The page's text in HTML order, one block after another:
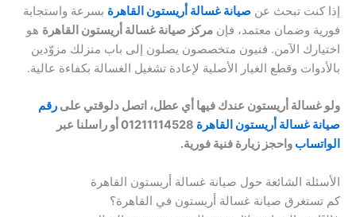
إذا كنت تبحث عن صيانة غسالة أريستون القاهرة بسرعة واستجابة
فورية وضمان معتمد، فإن مركز صيانة غسالة أريستون القاهرة هو
اختيارك الآمن. فنيون متخصصون يصلون إلى باب منزلك مزوّدين
بالأدوات وقطع الغيار الأصلية لإعادة تشغيل الغسالة بكفاءة عالية.
ولو غسالة أريستون عندك فيها أي عطل، اتصل دلوقتي على رقم
صيانة غسالة أريستون القاهرة
الواتساب واحجز زيارة فنية فورية.
الأسئلة الشائعة حول صيانة غسالة أريستون القاهرة
كم تستغرق صيانة غسالة أريستون في القاهرة؟